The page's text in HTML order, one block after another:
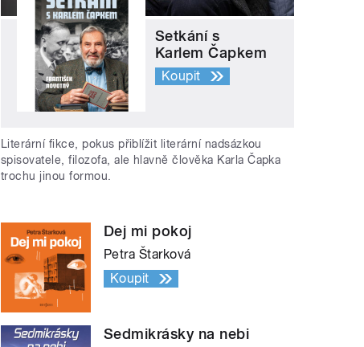
Setkání s
Karlem Čapkem
Koupit
Literární fikce, pokus přiblížit literární nadsázkou
spisovatele, filozofa, ale hlavně člověka Karla Čapka
trochu jinou formou.
Dej mi pokoj
Petra Štarková
Koupit
Sedmikrásky na nebi